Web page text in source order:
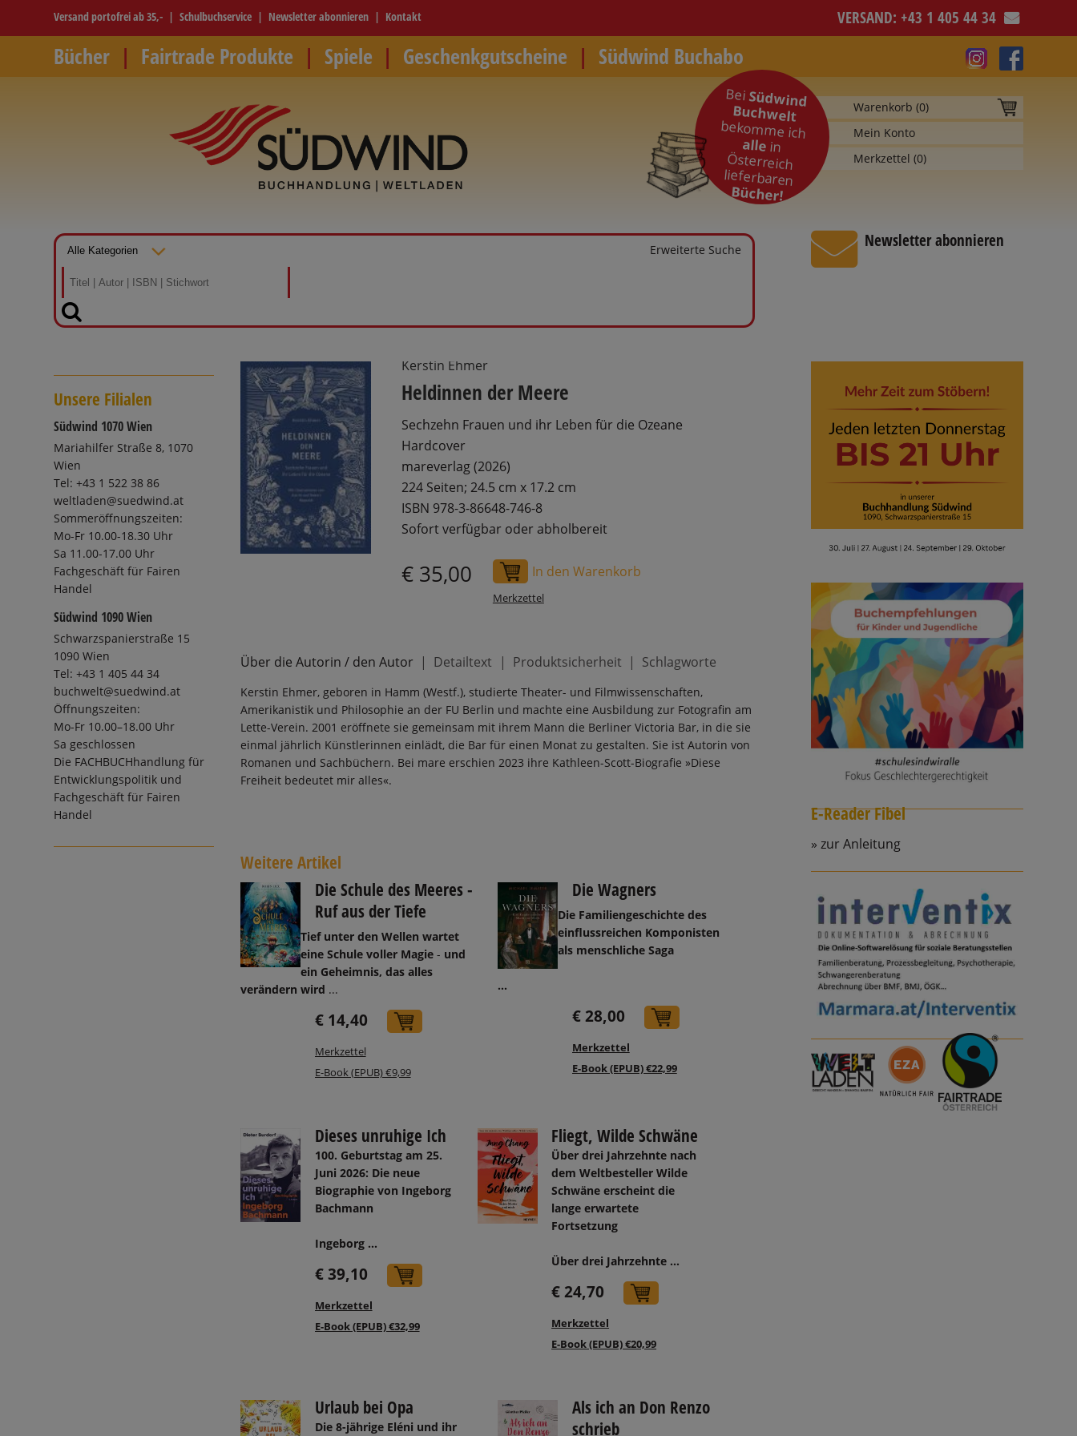
Versand portofrei ab 35,- Schulbuchservice Newsletter abonnieren Kontakt VERSAND: +43 1 405 44 34
Bücher Fairtrade Produkte Spiele Geschenkgutscheine Südwind Buchabo
BeiSüdwind
Buchwelt
bekomme ich
allein
Österreich
lieferbaren
Bücher!
Warenkorb (0)
Mein Konto
Merkzettel (0)
Erweiterte Suche Newsletter abonnieren
Unsere Filialen
Südwind 1070 Wien
Mariahilfer Straße 8, 1070
Wien
Tel: +43 1 522 38 86
weltladen@suedwind.at
Sommeröffnungszeiten:
Mo-Fr 10.00-18.30 Uhr
Sa 11.00-17.00 Uhr
Fachgeschäft für Fairen
Handel
Südwind 1090 Wien
Schwarzspanierstraße 15
1090 Wien
Tel: +43 1 405 44 34
buchwelt@suedwind.at
Öffnungszeiten:
Mo-Fr 10.00–18.00 Uhr
Sa geschlossen
Die FACHBUCHhandlung für
Entwicklungspolitik und
Fachgeschäft für Fairen
Handel
Kerstin Ehmer
Heldinnen der Meere
Sechzehn Frauen und ihr Leben für die Ozeane
Hardcover
mareverlag (2026)
224 Seiten; 24.5 cm x 17.2 cm
ISBN 978-3-86648-746-8
Sofort verfügbar oder abholbereit
€ 35,00 In den Warenkorb
Merkzettel
Über die Autorin / den Autor Detailtext Produktsicherheit Schlagworte
Kerstin Ehmer, geboren in Hamm (Westf.), studierte Theater- und Filmwissenschaften,
Amerikanistik und Philosophie an der FU Berlin und machte eine Ausbildung zur Fotografin am
Lette-Verein. 2001 eröffnete sie gemeinsam mit ihrem Mann die Berliner Victoria Bar, in die sie
einmal jährlich Künstlerinnen einlädt, die Bar für einen Monat zu gestalten. Sie ist Autorin von
Romanen und Sachbüchern. Bei mare erschien 2023 ihre Kathleen-Scott-Biografie »Diese
Freiheit bedeutet mir alles«.
Weitere Artikel
Die Schule des Meeres -
Ruf aus der Tiefe
Tief unter den Wellen wartet
eine Schule voller Magie- und
ein Geheimnis, das alles
verändern wird ...
€ 14,40
Merkzettel
E-Book (EPUB) €9,99
Die Wagners
Die Familiengeschichte des
einflussreichen Komponisten
als menschliche Saga
...
€ 28,00
Merkzettel
E-Book (EPUB) €22,99
Dieses unruhige Ich
100. Geburtstag am 25.
Juni 2026: Die neue
Biographie von Ingeborg
Bachmann
Ingeborg ...
€ 39,10
Merkzettel
E-Book (EPUB) €32,99
Fliegt, Wilde Schwäne
Über drei Jahrzehnte nach
dem Weltbesteller Wilde
Schwäne erscheint die
lange erwartete
Fortsetzung
Über drei Jahrzehnte ...
€ 24,70
Merkzettel
E-Book (EPUB) €20,99
Urlaub bei Opa
Die 8-jährige Eléni und ihr
Als ich an Don Renzo
schrieb
E-Reader Fibel
zur Anleitung